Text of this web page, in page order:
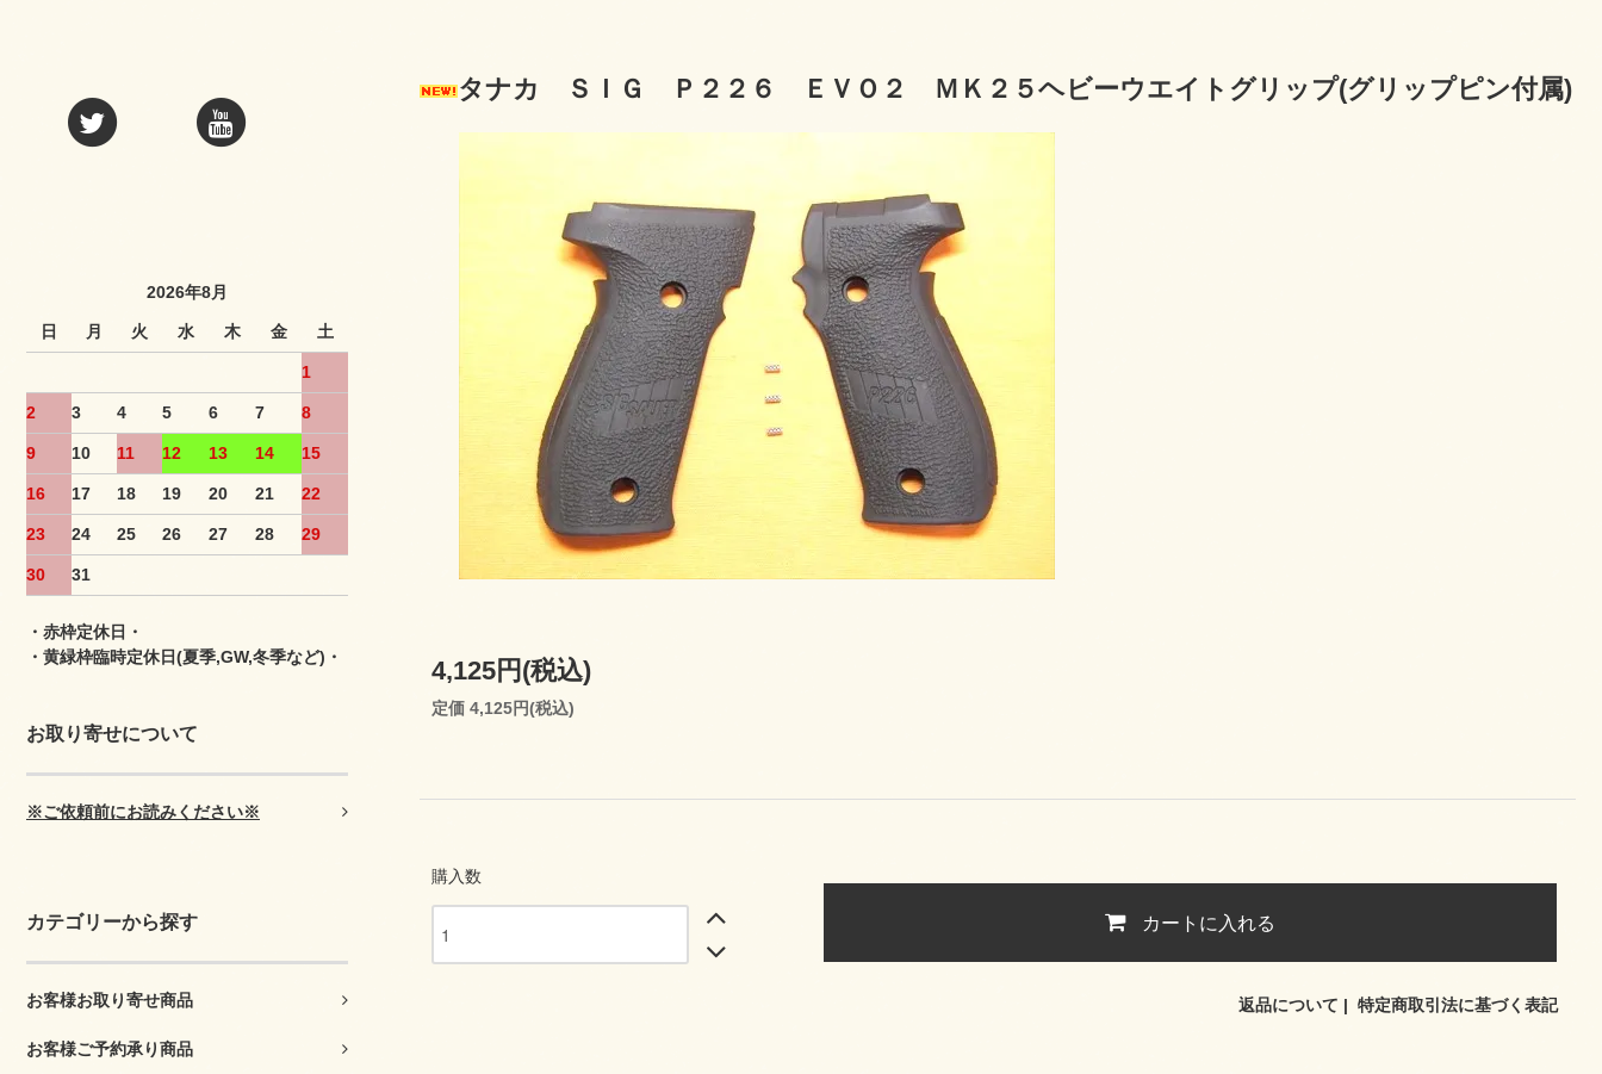
2026年8月
日 月 火 水 木 金 土
1
2 3 4 5 6 7 8
9 10 11 12 13 14 15
16 17 18 19 20 21 22
23 24 25 26 27 28 29
30 31
・赤枠定休日・
・黄緑枠臨時定休日(夏季,GW,冬季など)・
お取り寄せについて
※ご依頼前にお読みください※
カテゴリーから探す
お客様お取り寄せ商品
お客様ご予約承り商品
タナカ ＳＩＧ Ｐ２２６ ＥＶＯ２ ＭＫ２５ヘビーウエイトグリップ(グリップピン付属)
4,125円(税込)
定価 4,125円(税込)
購入数
カートに入れる
返品について | 特定商取引法に基づく表記